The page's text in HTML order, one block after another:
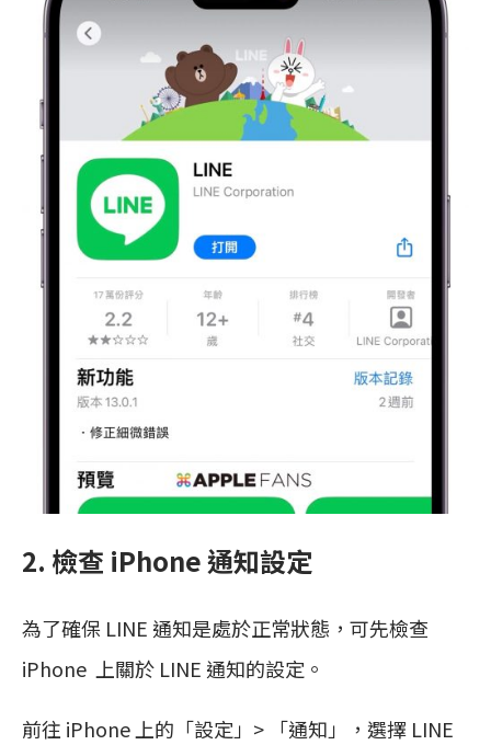
2. 檢查 iPhone 通知設定
為了確保 LINE 通知是處於正常狀態，可先檢查
iPhone 上關於 LINE 通知的設定。
前往 iPhone 上的「設定」> 「通知」，選擇 LINE